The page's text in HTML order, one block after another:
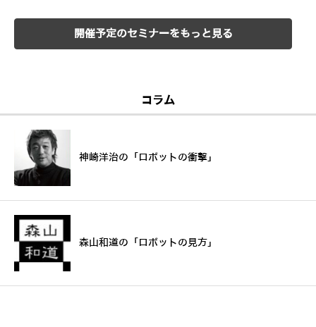
開催予定のセミナーをもっと見る
コラム
神崎洋治の「ロボットの衝撃」
森山和道の「ロボットの見方」